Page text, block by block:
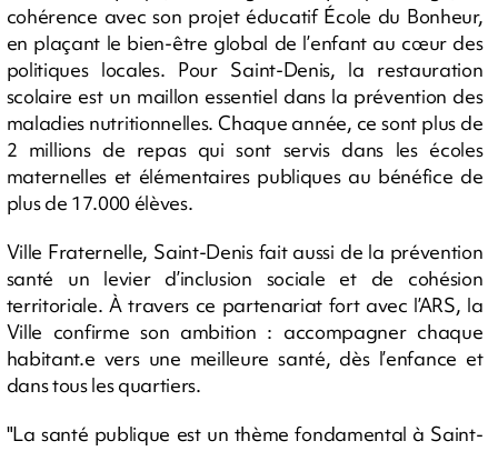
cohérence avec son projet éducatif École du Bonheur,
en plaçant le bien-être global de l’enfant au cœur des
politiques locales. Pour Saint-Denis, la restauration
scolaire est un maillon essentiel dans la prévention des
maladies nutritionnelles. Chaque année, ce sont plus de
2 millions de repas qui sont servis dans les écoles
maternelles et élémentaires publiques au bénéfice de
plus de 17.000 élèves.
Ville Fraternelle, Saint-Denis fait aussi de la prévention
santé un levier d’inclusion sociale et de cohésion
territoriale. À travers ce partenariat fort avec l’ARS, la
Ville confirme son ambition : accompagner chaque
habitant.e vers une meilleure santé, dès l’enfance et
dans tous les quartiers.
"La santé publique est un thème fondamental à Saint-